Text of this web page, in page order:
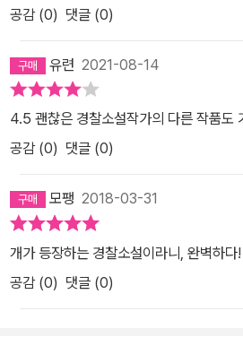
공감 (0) 댓글 (0)
유련 2021-08-14
4.5 괜찮은 경찰소설작가의 다른 작품도
공감 (0) 댓글 (0)
모팽 2018-03-31
개가 등장하는 경찰소설이라니, 완벽하다!
공감 (0) 댓글 (0)